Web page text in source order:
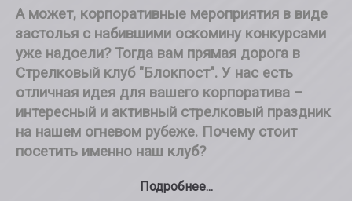
А может, корпоративные мероприятия в виде
застолья с набившими оскомину конкурсами
уже надоели? Тогда вам прямая дорога в
Стрелковый клуб "Блокпост". У нас есть
отличная идея для вашего корпоратива –
интересный и активный стрелковый праздник
на нашем огневом рубеже. Почему стоит
посетить именно наш клуб?
Подробнее...